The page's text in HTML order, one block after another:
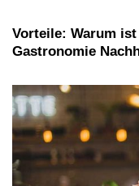
Vorteile: Warum
Gastronomie